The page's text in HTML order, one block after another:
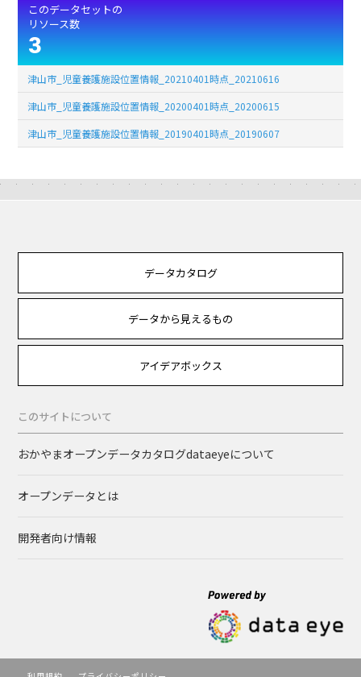
このデータセットの
リソース数
3
津山市_児童養護施設位置情報_20210401時点_20210616
津山市_児童養護施設位置情報_20200401時点_20200615
津山市_児童養護施設位置情報_20190401時点_20190607
データカタログ
データから見えるもの
アイデアボックス
このサイトについて
おかやまオープンデータカタログdataeyeについて
オープンデータとは
開発者向け情報